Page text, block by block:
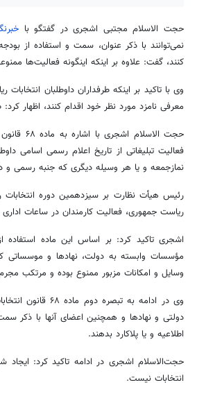
حجت الاسلام مجتبی اشجریدر گفتگو با
نمی‌توانند با ذکر عنوان، سمت و استفاده از
کنند، گفت: علاوه بر اینکه اینگونه فعالیت‌ها
وی با تاکید بر اینکه طرفداران داوطلبان
معرفی نامزد مورد نظر خود اقدام کنند، اظهار کرد:
حجت الاسلام اشجری
با
فعالیت تبلیغاتی از تاریخ اعلام رسمی اسامی
نمازجمعه و یا هر وسیله دیگری که جنبه رسمی
ریاست جمهوری، فعالیت کارمندان در ساعات
اشجری تاکید کرد: بر اساس این ماده استفاده
مؤسسات وابسته به دولت، نهادها و موسساتی
وسایل و امکانات مزبور ممنوع بوده و مرتکب
وی در ادامه به
دولتی و نهادها و همچنین اعضای آنها با ذکر
اطلاعیه و یا پلاکارد بدهند.
حجت‌الاسلام اشجری در ادامه تاکید کرد:
انتخابات نیست.